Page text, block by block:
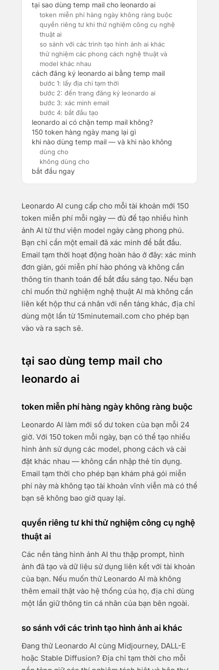
tại sao dùng temp mail cho leonardo ai
token miễn phí hàng ngày không ràng buộc
quyền riêng tư khi thử nghiệm công cụ nghệ
thuật ai
so sánh với các trình tạo hình ảnh ai khác
thử nghiệm các phong cách nghệ thuật và
model khác nhau
cách đăng ký leonardo ai bằng temp mail
bước 1: lấy địa chỉ tạm thời
bước 2: đến trang đăng ký leonardo ai
bước 3: xác minh email
bước 4: bắt đầu tạo
leonardo ai có chặn temp mail không?
150 token hàng ngày mang lại gì
khi nào dùng temp mail — và khi nào không
dùng cho
không dùng cho
bắt đầu ngay
Leonardo AI cung cấp cho mỗi tài khoản mới 150
token miễn phí mỗi ngày — đủ để tạo nhiều hình
ảnh AI từ thư viện model ngày càng phong phú.
Bạn chỉ cần một email đã xác minh để bắt đầu.
Email tạm thời hoạt động hoàn hảo ở đây: xác minh
đơn giản, gói miễn phí hào phóng và không cần
thông tin thanh toán để bắt đầu sáng tạo. Nếu bạn
chỉ muốn thử nghiệm nghệ thuật AI mà không cần
liên kết hộp thư cá nhân với nền tảng khác, địa chỉ
dùng một lần từ 15minutemail.com cho phép bạn
vào và ra sạch sẽ.
tại sao dùng temp mail cho
leonardo ai
token miễn phí hàng ngày không ràng buộc
Leonardo AI làm mới số dư token của bạn mỗi 24
giờ. Với 150 token mỗi ngày, bạn có thể tạo nhiều
hình ảnh sử dụng các model, phong cách và cài
đặt khác nhau — không cần nhập thẻ tín dụng.
Email tạm thời cho phép bạn khám phá gói miễn
phí này mà không tạo tài khoản vĩnh viễn mà có thể
bạn sẽ không bao giờ quay lại.
quyền riêng tư khi thử nghiệm công cụ nghệ
thuật ai
Các nền tảng hình ảnh AI thu thập prompt, hình
ảnh đã tạo và dữ liệu sử dụng liên kết với tài khoản
của bạn. Nếu muốn thử Leonardo AI mà không
thêm email thật vào hệ thống của họ, địa chỉ dùng
một lần giữ thông tin cá nhân của bạn bên ngoài.
so sánh với các trình tạo hình ảnh ai khác
Đang thử Leonardo AI cùng Midjourney, DALL-E
hoặc Stable Diffusion? Địa chỉ tạm thời cho mỗi